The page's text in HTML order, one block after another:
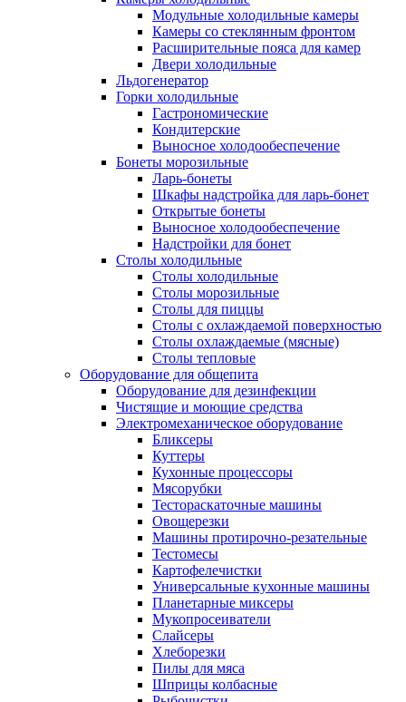
Модульные холодильные камеры
Камеры со стеклянным фронтом
Расширительные пояса для камер
Двери холодильные
Льдогенератор
Горки холодильные
Гастрономические
Кондитерские
Выносное холодообеспечение
Бонеты морозильные
Ларь-бонеты
Шкафы надстройка для ларь-бонет
Открытые бонеты
Выносное холодообеспечение
Надстройки для бонет
Столы холодильные
Столы холодильные
Столы морозильные
Столы для пиццы
Столы с охлаждаемой поверхностью
Столы охлаждаемые (мясные)
Столы тепловые
Оборудование для общепита
Оборудование для дезинфекции
Чистящие и моющие средства
Электромеханическое оборудование
Бликсеры
Куттеры
Кухонные процессоры
Мясорубки
Тестораскаточные машины
Овощерезки
Машины протирочно-резательные
Тестомесы
Картофелечистки
Универсальные кухонные машины
Планетарные миксеры
Мукопросеиватели
Слайсеры
Хлеборезки
Пилы для мяса
Шприцы колбасные